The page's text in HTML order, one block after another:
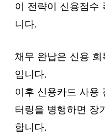
이 전략이 신용점수
니다.
채무 완납은 신용
입니다.
이후 신용카드 사용
터링을 병행하면 장
합니다.